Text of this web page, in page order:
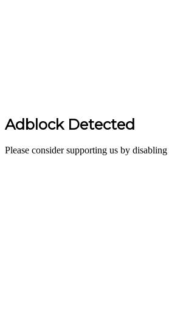
Adblock Detected
Please consider supporting us by